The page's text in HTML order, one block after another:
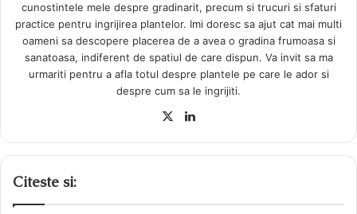
cunostintele mele despre gradinarit, precum si trucuri si sfaturi
practice pentru ingrijirea plantelor. Imi doresc sa ajut cat mai multi
oameni sa descopere placerea de a avea o gradina frumoasa si
sanatoasa, indiferent de spatiul de care dispun. Va invit sa ma
urmariti pentru a afla totul despre plantele pe care le ador si
despre cum sa le ingrijiti.
X
Citeste si: